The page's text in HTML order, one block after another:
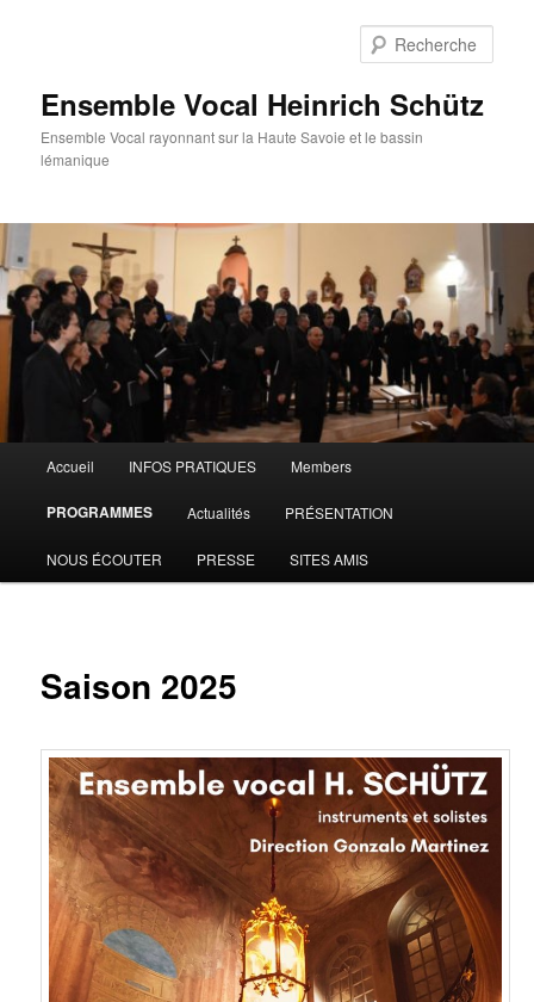
Ensemble Vocal Heinrich Schütz
Ensemble Vocal rayonnant sur la Haute Savoie et le bassin
lémanique
principal
Accueil INFOS PRATIQUES Members
PROGRAMMES Actualités PRÉSENTATION
NOUS ÉCOUTER PRESSE SITES AMIS
Saison 2025